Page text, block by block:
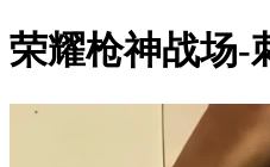
荣耀枪神战场-